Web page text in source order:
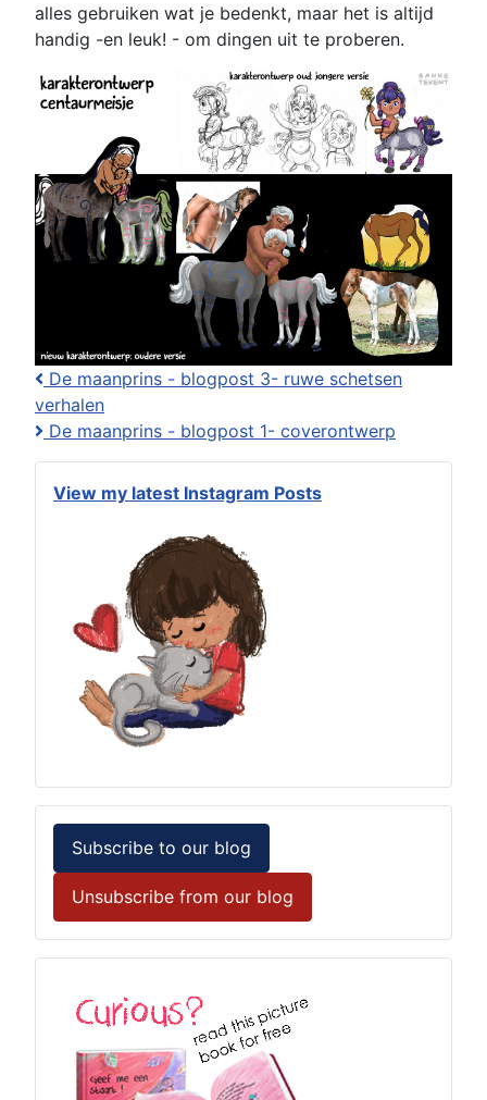
View my latest Instagram Posts
Subscribe to our blog
Unsubscribe from our blog
alles gebruiken wat je bedenkt, maar het is altijd
handig -en leuk! - om dingen uit te proberen.
De maanprins - blogpost 3- ruwe schetsen
verhalen
De maanprins - blogpost 1- coverontwerp